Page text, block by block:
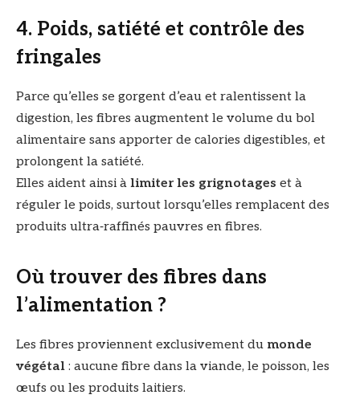
4. Poids, satiété et contrôle des
fringales
Parce qu’elles se gorgent d’eau et ralentissent la
digestion, les fibres augmentent le volume du bol
alimentaire sans apporter de calories digestibles, et
prolongent la satiété.
Elles aident ainsi à limiter les grignotages et à
réguler le poids, surtout lorsqu’elles remplacent des
produits ultra‑raffinés pauvres en fibres.
Où trouver des fibres dans
l’alimentation ?
Les fibres proviennent exclusivement du monde
végétal : aucune fibre dans la viande, le poisson, les
œufs ou les produits laitiers.